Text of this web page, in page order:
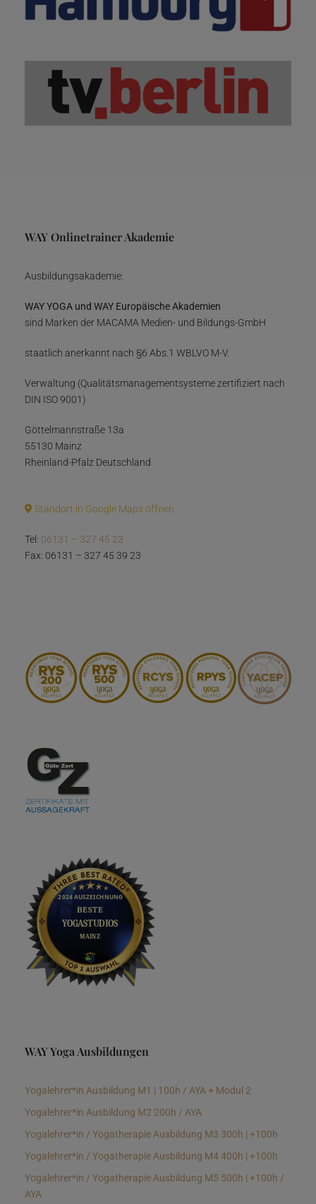
WAY Onlinetrainer Akademie
Ausbildungsakademie:
WAY YOGA und WAY Europäische Akademien
sind Marken der MACAMA Medien- und Bildungs-GmbH
staatlich anerkannt nach §6 Abs.1 WBLVO M-V.
Verwaltung (Qualitätsmanagementsysteme zertifiziert nach
DIN ISO 9001)
Göttelmannstraße 13a
55130 Mainz
Rheinland-Pfalz Deutschland
Standort in Google Maps öffnen
Tel: 06131 – 327 45 23
Fax: 06131 – 327 45 39 23
WAY Yoga Ausbildungen
Yogalehrer*in Ausbildung M1 | 100h / AYA + Modul 2
Yogalehrer*in Ausbildung M2 200h / AYA
Yogalehrer*in / Yogatherapie Ausbildung M3 300h | +100h
Yogalehrer*in / Yogatherapie Ausbildung M4 400h | +100h
Yogalehrer*in / Yogatherapie Ausbildung M5 500h | +100h /
AYA